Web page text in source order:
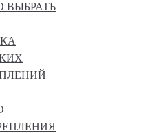
ВЫБРАТЬ